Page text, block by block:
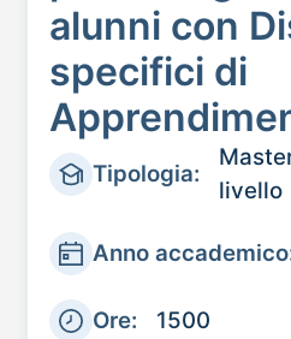
alunni con
specifici di
Tipologia:
livello
Anno
Ore: 1500